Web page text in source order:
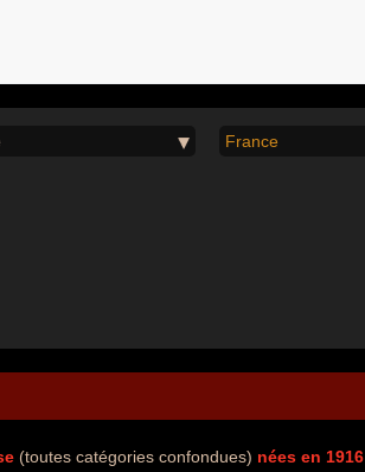
France
(toutes catégories confondues) nées en 1916